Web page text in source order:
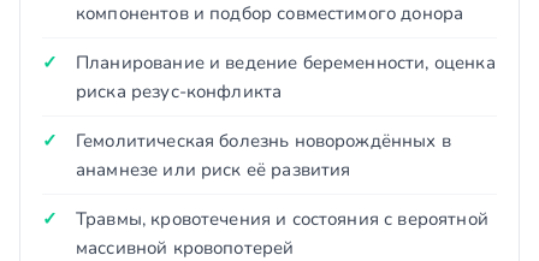
компонентов и подбор совместимого донора
Планирование и ведение беременности, оценка
риска резус-конфликта
Гемолитическая болезнь новорождённых в
анамнезе или риск её развития
Травмы, кровотечения и состояния с вероятной
массивной кровопотерей